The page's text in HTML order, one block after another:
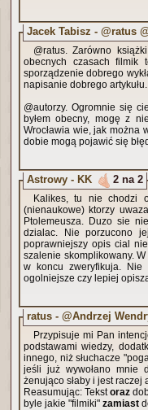
Jacek Tabisz - @ratus
@ratus. Zarówno
obecnych czasach filmik
sporządzenie dobrego
napisanie dobrego
@autorzy. Ogromnie się
byłem obecny, mogę z
Wrocławia wie, jak można
dobie mogą pojawić się
Astrowy - KK 2 na 2
Kalikes, tu nie chodzi
(nienaukowe) ktorzy
Ptolemeusza. Duzo sie
dzialac. Nie porzucono
poprawniejszy opis cial
szalenie skomplikowany.
w koncu zweryfikuja.
ogolniejsze czy lepiej
ratus - @Andrzej
Przypisuje mi Pan
podstawami wiedzy,
innego, niż słuchacze
jeśli już wywołano mnie
żenująco słaby i jest
Reasumując: Tekstoraz
byle jakie "filmiki" zamiast